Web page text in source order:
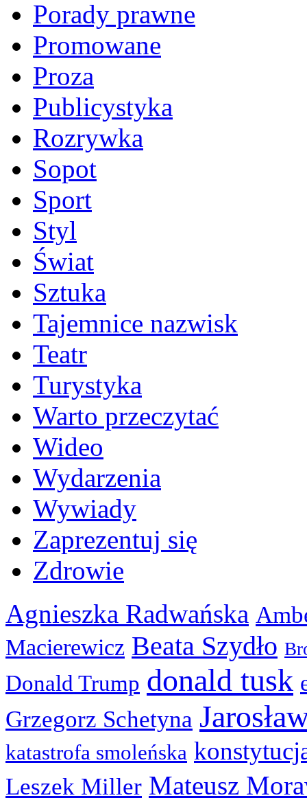
Porady prawne
Promowane
Proza
Publicystyka
Rozrywka
Sopot
Sport
Styl
Świat
Sztuka
Tajemnice nazwisk
Teatr
Turystyka
Warto przeczytać
Wideo
Wydarzenia
Wywiady
Zaprezentuj się
Zdrowie
Agnieszka Radwańska
Macierewicz Beata Szydło
Donald Trump donald tusk
Grzegorz Schetyna
katastrofa smoleńska
Leszek Miller Mateusz